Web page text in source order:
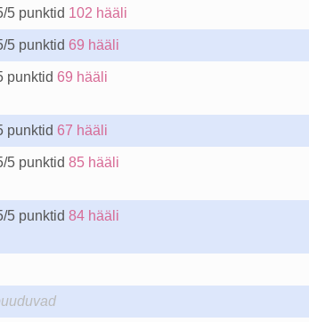
5 punktid 102 hääli
5 punktid 69 hääli
punktid 69 hääli
punktid 67 hääli
5 punktid 85 hääli
5 punktid 84 hääli